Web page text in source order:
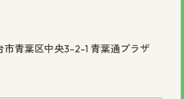
青葉区中央3-2-1 青葉通プラザ